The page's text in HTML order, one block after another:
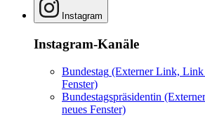
Instagram
Instagram-Kanäle
Bundestag (Externer Link, Link
Fenster)
Bundestagspräsidentin
neues Fenster)